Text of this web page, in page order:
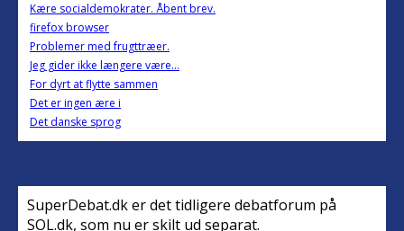
Kære socialdemokrater. Åbent brev.
firefox browser
Problemer med frugttræer.
Jeg gider ikke længere være...
For dyrt at flytte sammen
Det er ingen ære i
Det danske sprog
SuperDebat.dk er det tidligere debatforum på
SOL.dk, som nu er skilt ud separat.